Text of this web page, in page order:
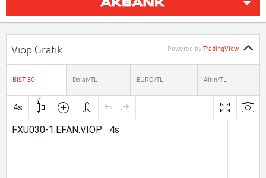
Viop Grafik Powered by TradingView
BIST 30
▼
Dolar/TL EURO/TL Altın/TL